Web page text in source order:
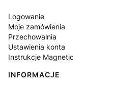
Logowanie
Moje zamówienia
Przechowalnia
Ustawienia konta
Instrukcje Magnetic
INFORMACJE